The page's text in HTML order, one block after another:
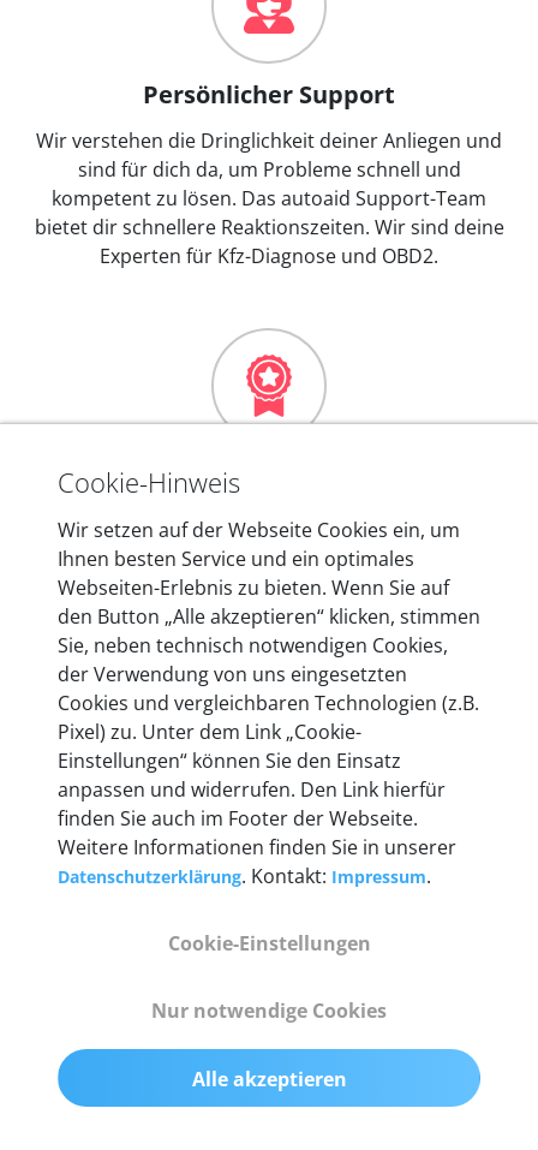
Persönlicher Support
Wir verstehen die Dringlichkeit deiner Anliegen und
sind für dich da, um Probleme schnell und
kompetent zu lösen. Das autoaid Support-Team
bietet dir schnellere Reaktionszeiten. Wir sind deine
Experten für Kfz-Diagnose und OBD2.
Mehr als 10 Jahre Erfahrung
In den Kfz-Diagnosegeräten von autoaid stecken
mehr als 10 Jahre Erfahrung, und auch in Zukunft
entwickeln wir unsere Produkte am Standort in
Berlin laufend weiter. Auf diese Qualität vertrauen
heute mehr als 60.000 Privatkunden und
Unternehmen.
Technische Details &
Lieferumfang
Abmessungen
Gewicht
200 g
Cookie-Hinweis
Wir setzen auf der Webseite Cookies ein, um
Ihnen besten Service und ein optimales
Webseiten-Erlebnis zu bieten. Wenn Sie auf
den Button „Alle akzeptieren“ klicken, stimmen
Sie, neben technisch notwendigen Cookies,
der Verwendung von uns eingesetzten
Cookies und vergleichbaren Technologien (z.B.
Pixel) zu. Unter dem Link „Cookie-
Einstellungen“ können Sie den Einsatz
anpassen und widerrufen. Den Link hierfür
finden Sie auch im Footer der Webseite.
Weitere Informationen finden Sie in unserer
Datenschutzerklärung. Kontakt: Impressum.
Cookie-Einstellungen
Nur notwendige Cookies
Alle akzeptieren